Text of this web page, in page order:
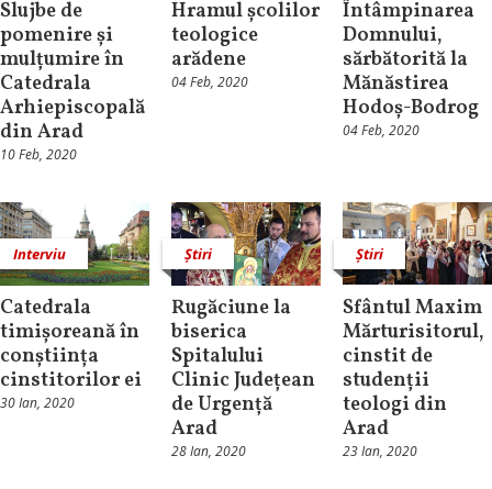
Slujbe de
pomenire și
mulțumire în
Catedrala
Arhiepiscopală
din Arad
10 Feb, 2020
Hramul școlilor
teologice
arădene
04 Feb, 2020
Întâmpinarea
Domnului,
sărbătorită la
Mănăstirea
Hodoș-Bodrog
04 Feb, 2020
Interviu
Catedrala
timișoreană în
conștiința
cinstitorilor ei
30 Ian, 2020
Știri
Rugăciune la
biserica
Spitalului
Clinic Județean
de Urgență
Arad
28 Ian, 2020
Știri
Sfântul Maxim
Mărturisitorul,
cinstit de
studenții
teologi din
Arad
23 Ian, 2020